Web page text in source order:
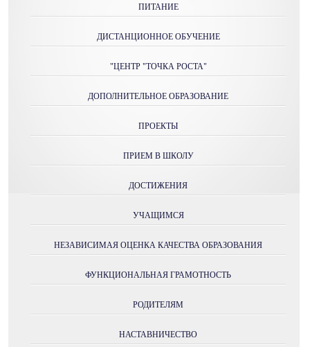
ПИТАНИЕ
ДИСТАНЦИОННОЕ ОБУЧЕНИЕ
"ЦЕНТР "ТОЧКА РОСТА"
ДОПОЛНИТЕЛЬНОЕ ОБРАЗОВАНИЕ
ПРОЕКТЫ
ПРИЕМ В ШКОЛУ
ДОСТИЖЕНИЯ
УЧАЩИМСЯ
НЕЗАВИСИМАЯ ОЦЕНКА КАЧЕСТВА ОБРАЗОВАНИЯ
ФУНКЦИОНАЛЬНАЯ ГРАМОТНОСТЬ
РОДИТЕЛЯМ
НАСТАВНИЧЕСТВО